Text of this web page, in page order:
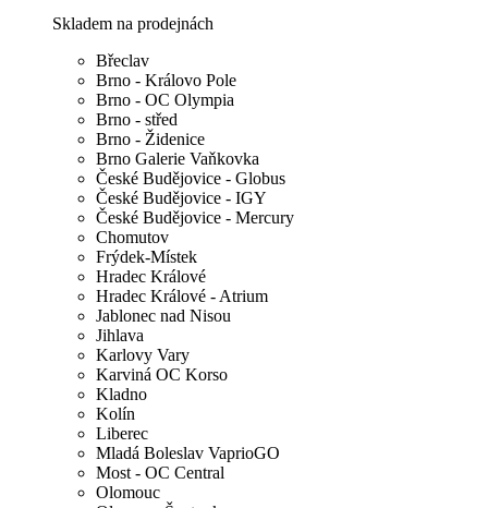
Skladem na prodejnách
Břeclav
Brno - Královo Pole
Brno - OC Olympia
Brno - střed
Brno - Židenice
Brno Galerie Vaňkovka
České Budějovice - Globus
České Budějovice - IGY
České Budějovice - Mercury
Chomutov
Frýdek-Místek
Hradec Králové
Hradec Králové - Atrium
Jablonec nad Nisou
Jihlava
Karlovy Vary
Karviná OC Korso
Kladno
Kolín
Liberec
Mladá Boleslav VaprioGO
Most - OC Central
Olomouc